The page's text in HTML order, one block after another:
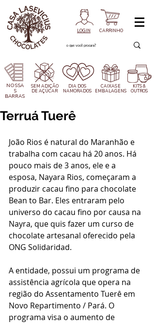
LOGIN CARRINHO
NOSSA
S
BARRAS
SEM ADIÇÃO
DE AÇÚCAR
DIA DOS
NAMORADOS
CAIXASE
EMBALAGENS
KITS &
OUTROS
Terruá Tuerê
João Rios é natural do Maranhão e
trabalha com cacau há 20 anos. Há
pouco mais de 3 anos, ele e a
esposa, Nayara Rios, começaram a
produzir cacau fino para chocolate
Bean to Bar. Eles entraram pelo
universo do cacau fino por causa na
Nayra, que quis fazer um curso de
chocolate artesanal oferecido pela
ONG Solidaridad.
A entidade, possui um programa de
assistência agrícola que opera na
região do Assentamento Tuerê em
Novo Repartimento / Pará. O
programa visa o aumento de